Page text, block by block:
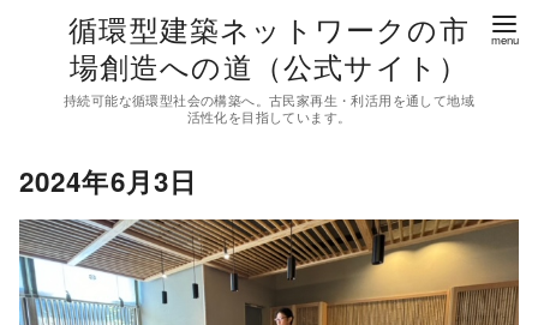
循環型建築ネットワークの市
場創造への道（公式サイト）
持続可能な循環型社会の構築へ。古民家再生・利活用を通して地域
活性化を目指しています。
2024年6月3日